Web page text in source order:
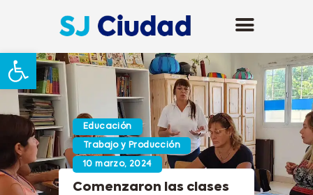
Abrir barra de herramientas
Educación
Trabajo y Producción
10 marzo, 2024
Comenzaron las clases